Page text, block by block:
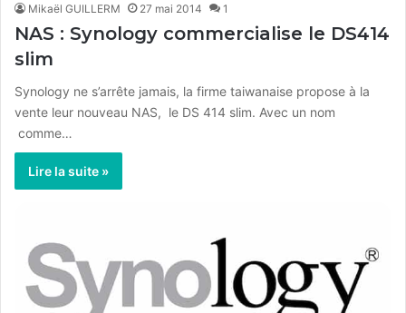
Mikaël GUILLERM 27 mai 2014 1
NAS : Synology commercialise le DS414
slim
Synology ne s’arrête jamais, la firme taiwanaise propose à la
vente leur nouveau NAS, le DS 414 slim. Avec un nom
comme…
Lire la suite »